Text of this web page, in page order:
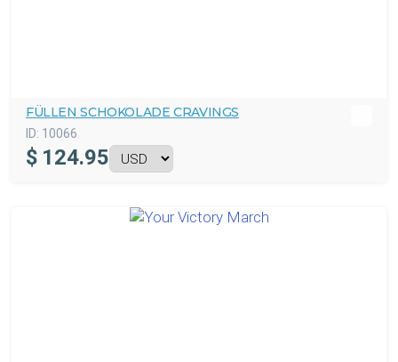
FÜLLEN SCHOKOLADE CRAVINGS
ID: 10066
$ 124.95